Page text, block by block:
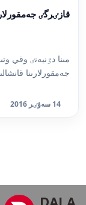
قازٸرگٸ
مىنا دٷنيەنٸ وقي
جەمقورلارىنا
14 سەۋٸر 2016